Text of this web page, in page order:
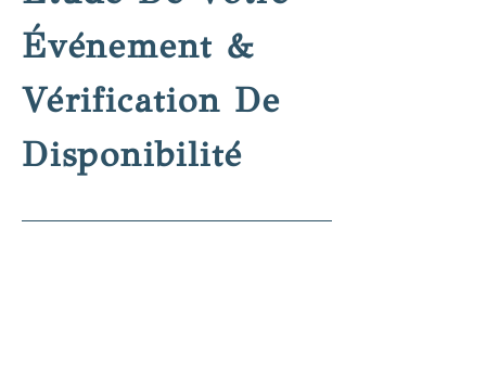
Événement &
Vérification De
Disponibilité